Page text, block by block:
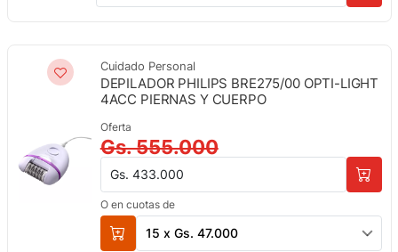
Cuidado Personal
DEPILADOR PHILIPS BRE275/00 OPTI-LIGHT
4ACC PIERNAS Y CUERPO
Oferta
Gs. 555.000
Gs. 433.000
O en cuotas de
15 x Gs. 47.000